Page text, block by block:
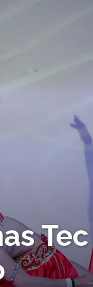
Tec